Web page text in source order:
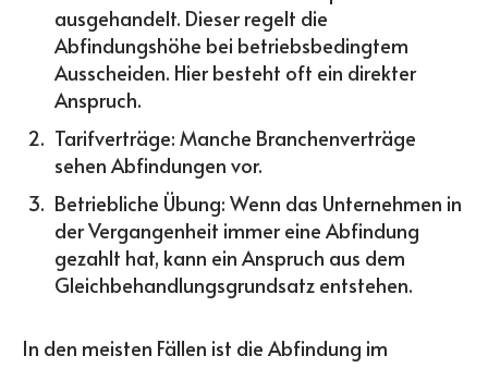
ausgehandelt. Dieser regelt die
Abfindungshöhe bei betriebsbedingtem
Ausscheiden. Hier besteht oft ein direkter
Anspruch.
Tarifverträge: Manche Branchenverträge
sehen Abfindungen vor.
Betriebliche Übung: Wenn das Unternehmen in
der Vergangenheit immer eine Abfindung
gezahlt hat, kann ein Anspruch aus dem
Gleichbehandlungsgrundsatz entstehen.
In den meisten Fällen ist die Abfindung im